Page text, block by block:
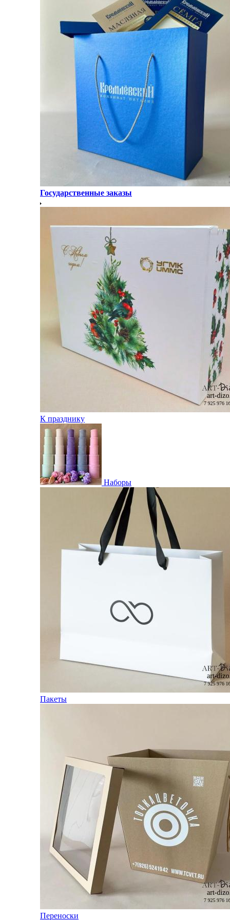
Государственные заказы
К празднику
Наборы
Пакеты
Переноски